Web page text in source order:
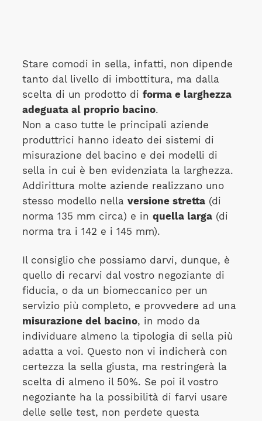
Stare comodi in sella, infatti, non dipende
tanto dal livello di imbottitura, ma dalla
scelta di un prodotto di forma e larghezza
adeguata al proprio bacino.
Non a caso tutte le principali aziende
produttrici hanno ideato dei sistemi di
misurazione del bacino e dei modelli di
sella in cui è ben evidenziata la larghezza.
Addirittura molte aziende realizzano uno
stesso modello nella versione stretta(di
norma 135 mm circa) e in quella larga(di
norma tra i 142 e i 145 mm).
Il consiglio che possiamo darvi, dunque, è
quello di recarvi dal vostro negoziante di
fiducia, o da un biomeccanico per un
servizio più completo, e provvedere ad una
misurazione del bacino, in modo da
individuare almeno la tipologia di sella più
adatta a voi. Questo non vi indicherà con
certezza la sella giusta, ma restringerà la
scelta di almeno il 50%. Se poi il vostro
negoziante ha la possibilità di farvi usare
delle selle test, non perdete questa